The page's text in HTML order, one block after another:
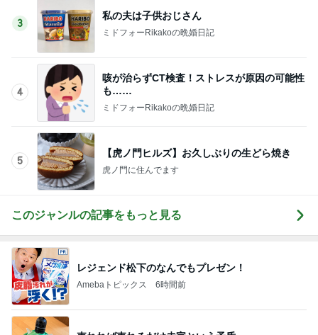
5
【虎ノ門ヒルズ】お久しぶりの生どら焼き
虎ノ門に住んでます
このジャンルの記事をもっと見る
Amebaトピックス 6時間前
Amebaトピックス 1日前
假屋崎省吾 花教室生徒の傑作
Amebaトピックス 1日前